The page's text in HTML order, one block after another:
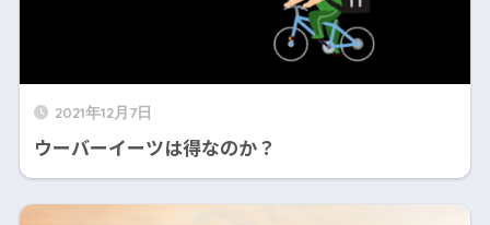
2021年12月7日
ウーバーイーツは得なのか？